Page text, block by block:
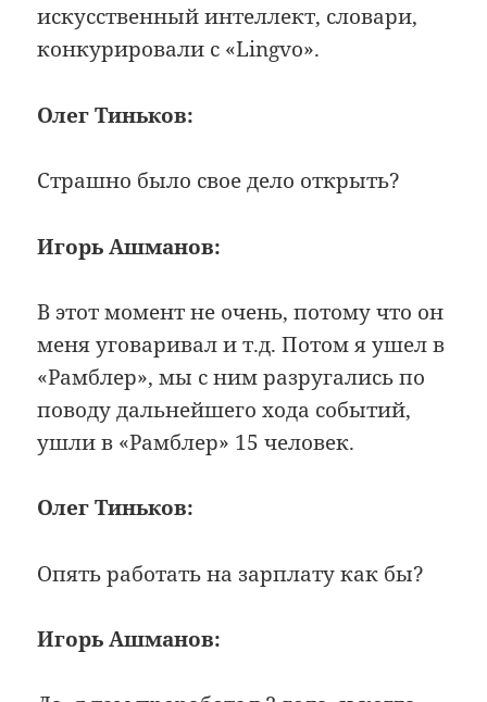
искусственный интеллект, словари,
конкурировали с «Lingvo».
Олег Тиньков:
Страшно было свое дело открыть?
Игорь Ашманов:
В этот момент не очень, потому что он
меня уговаривал и т.д. Потом я ушел в
«Рамблер», мы с ним разругались по
поводу дальнейшего хода событий,
ушли в «Рамблер» 15 человек.
Олег Тиньков:
Опять работать на зарплату как бы?
Игорь Ашманов: